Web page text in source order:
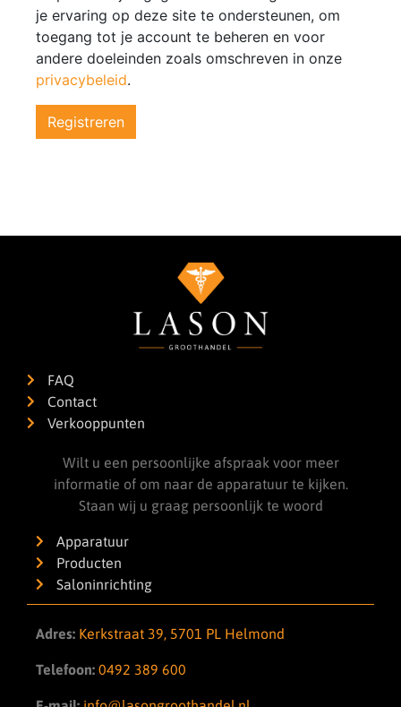
je ervaring op deze site te ondersteunen, om
toegang tot je account te beheren en voor
andere doeleinden zoals omschreven in onze
privacybeleid.
Registreren
FAQ
Contact
Verkooppunten
Wilt u een persoonlijke afspraak voor meer
informatie of om naar de apparatuur te kijken.
Staan wij u graag persoonlijk te woord
Apparatuur
Producten
Saloninrichting
Adres: Kerkstraat 39, 5701 PL Helmond
Telefoon: 0492 389 600